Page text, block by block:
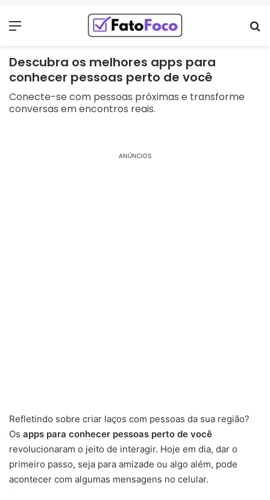
Menu
Descubra os melhores apps para
conhecer pessoas perto de você
Conecte-se com pessoas próximas e transforme
conversas em encontros reais.
ANÚNCIOS
Refletindo sobre criar laços com pessoas da sua região?
Os apps para conhecer pessoas perto de você
revolucionaram o jeito de interagir. Hoje em dia, dar o
primeiro passo, seja para amizade ou algo além, pode
acontecer com algumas mensagens no celular.